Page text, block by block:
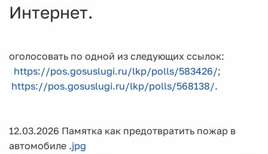
Интернет.
оголосовать по одной из следующих ссылок:
https://pos.gosuslugi.ru/lkp/polls/583426/;
https://pos.gosuslugi.ru/lkp/polls/568138/.
12.03.2026 Памятка как предотвратить пожар в
автомобиле .jpg